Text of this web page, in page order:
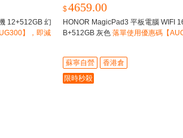
12+512GB 幻
】，即減
$4659.00
HONOR MagicPad3 平板電腦 WIFI
B+512GB 灰色 落單使用優惠碼【
蘇寧自營
香港倉
限時秒殺